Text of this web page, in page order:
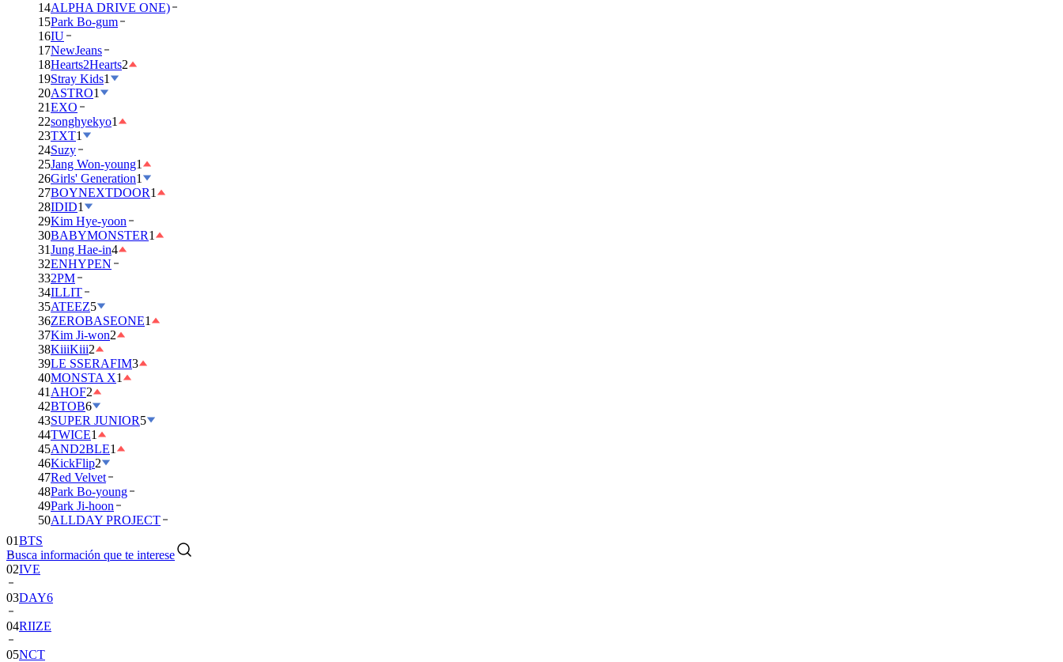
14ALPHA DRIVE ONE)
15Park Bo-gum
16IU
17NewJeans
18Hearts2Hearts2
19Stray Kids1
20ASTRO1
21EXO
22songhyekyo1
23TXT1
24Suzy
25Jang Won-young1
26Girls' Generation1
27BOYNEXTDOOR1
28IDID1
29Kim Hye-yoon
30BABYMONSTER1
31Jung Hae-in4
32ENHYPEN
332PM
34ILLIT
35ATEEZ5
36ZEROBASEONE1
37Kim Ji-won2
38KiiiKiii2
39LE SSERAFIM3
40MONSTA X1
41 AHOF2
42BTOB6
43SUPER JUNIOR5
44TWICE1
45AND2BLE1
46KickFlip2
47Red Velvet
48Park Bo-young
49Park Ji-hoon
50ALLDAY PROJECT
Busca información que te interese
BTS
02IVE
03DAY6
04RIIZE
05NCT
06BLACKPINK